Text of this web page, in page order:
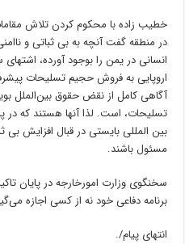
خطیب زاده با محکوم کردن تلاش مقامات
در منطقه گفت آنچه به بی ثباتی و
انسانی در یمن را بوجود آورده، اشتهای
اروپایی به فروش حجیم تسلیحات
آگاهی کامل از نقض حقوق بین‌الملل
تسلیحات، است. لذا آنها هستند که در
بین المللی بایستی در قبال افزایش بی
مسئول باشند.
سخنگوی وزارت امورخارجه در پایان
برنامه دفاعی خود نه از کسی اجازه
انتهای پیام/.